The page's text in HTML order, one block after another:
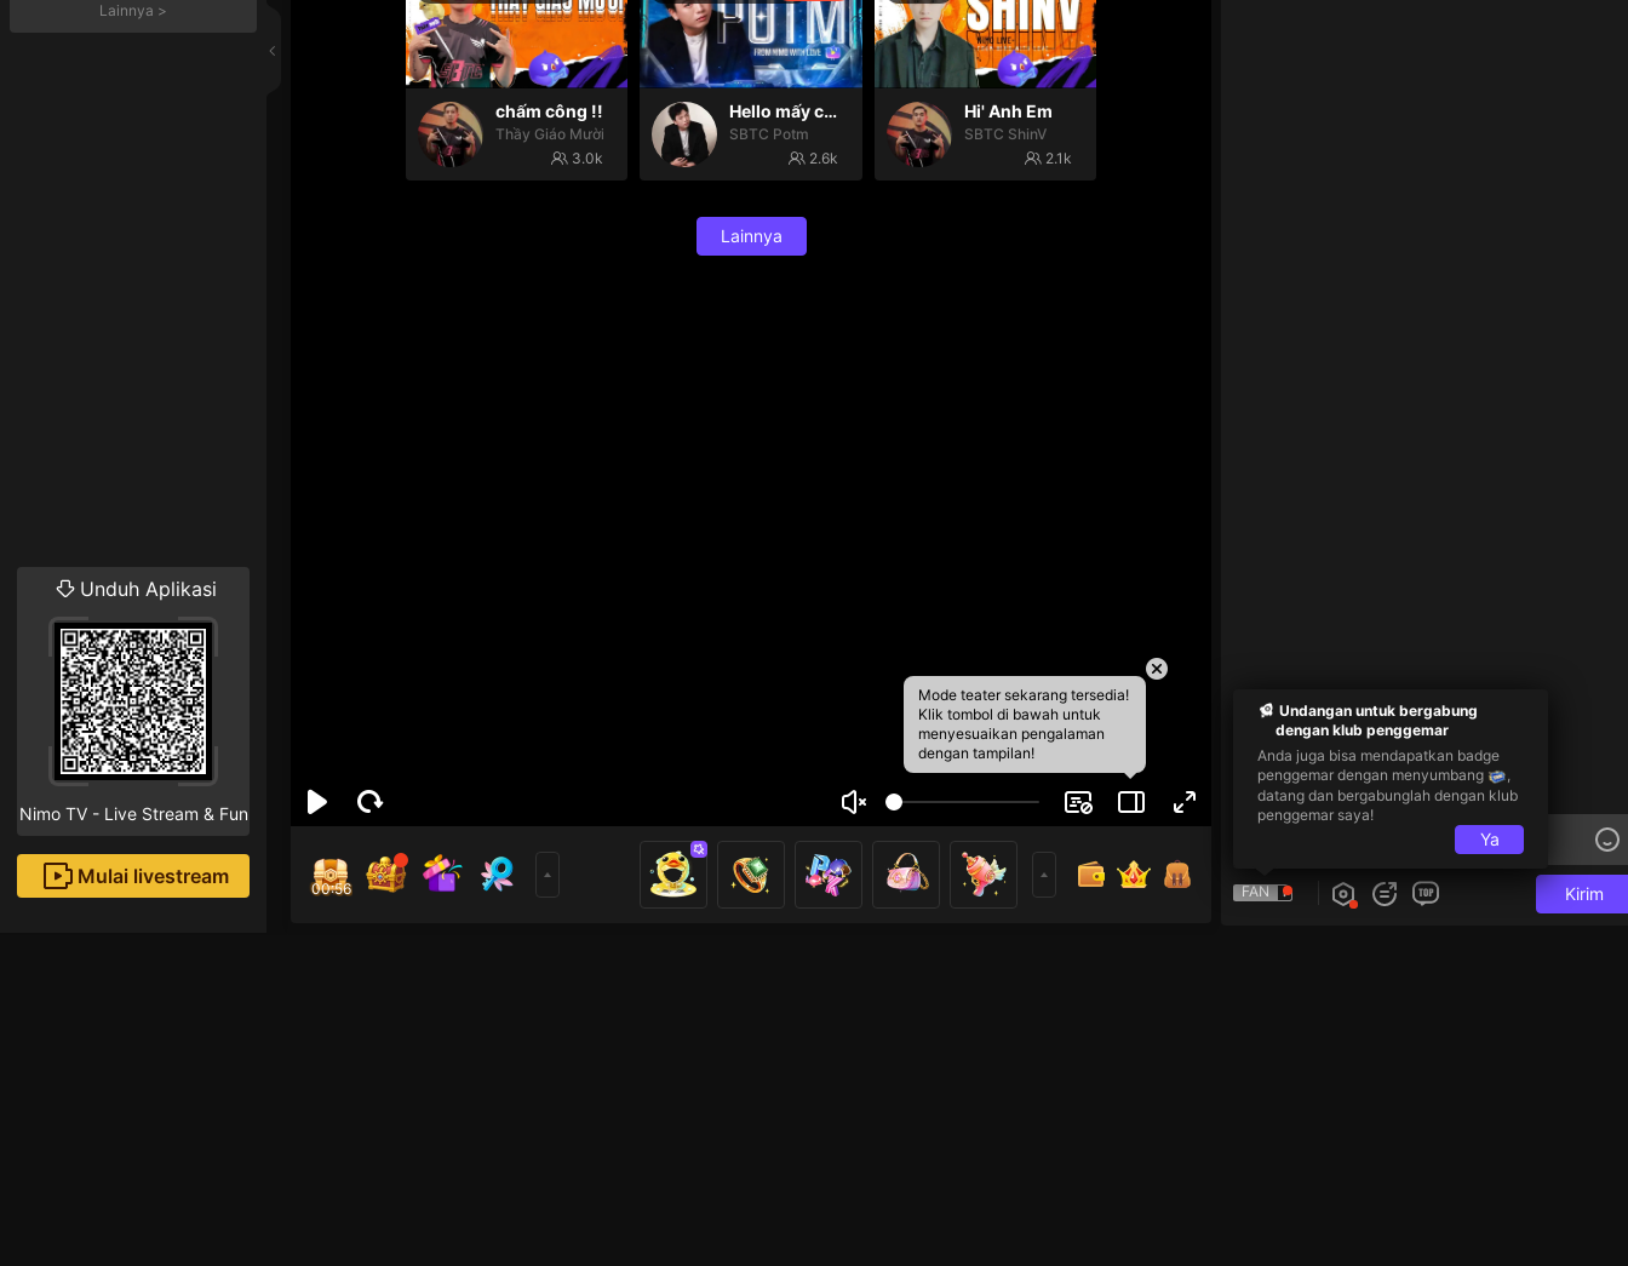
Lainnya >
Unduh Aplikasi
Nimo TV - Live Stream & Fun
Mulai livestream
Mode teater sekarang tersedia!
Klik tombol di bawah untuk
menyesuaikan pengalaman
dengan tampilan!
chấm công !!
Thầy Giáo Mười
3.0k
Hello mấy cục Zàng nhaaa
SBTC Potm
2.6k
Hi' Anh Em
SBTC ShinV
2.1k
Lainnya
00:56 FAN Kirim
Undangan untuk bergabung
dengan klub penggemar
Anda juga bisa mendapatkan badge
penggemar dengan menyumbang
,
datang dan bergabunglah dengan klub
penggemar saya!
Ya